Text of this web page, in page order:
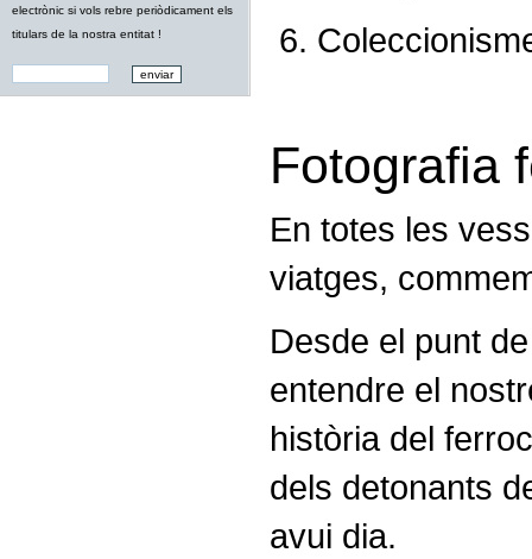
electrònic si vols rebre periòdicament els
titulars de la nostra entitat !
Fotografia
En totes les
viatges,
Desde el punt
entendre el
història del
dels detonants
avui dia.